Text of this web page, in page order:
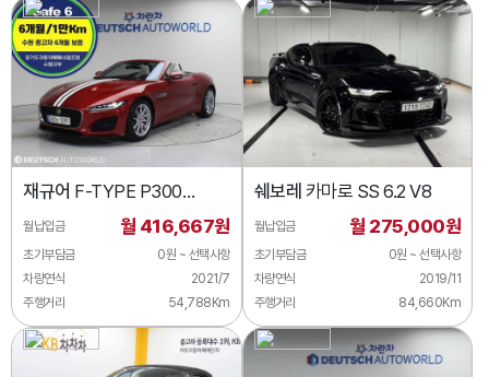
재규어 F-TYPE P300
컨버터블
월납입금 월 416,667원
초기부담금
0원 ~ 선택사항
차량연식
2021/7
주행거리
54,788Km
쉐보레 카마로 SS 6.2 V8
월납입금 월 275,000원
초기부담금
0원 ~ 선택사항
차량연식
2019/11
주행거리
84,660Km